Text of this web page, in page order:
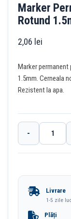
Marker
Rotund
2,06 lei
Marker
1.5mm. Cerneala
Rezistent la apa.
Cantitate
Marker
Varf
Rotund
-
Livrare
1-5 zile
Plăți